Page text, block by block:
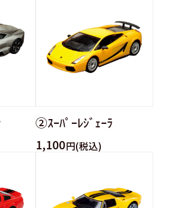
②ｽｰﾊﾟｰﾚｼﾞｪｰﾗ
1,100円(税込)